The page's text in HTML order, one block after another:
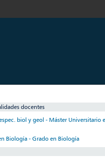
docentes
biol y geol - Máster Universitario
Biología - Grado en Biología